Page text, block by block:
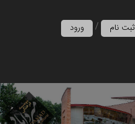
ورود / ثبت نام